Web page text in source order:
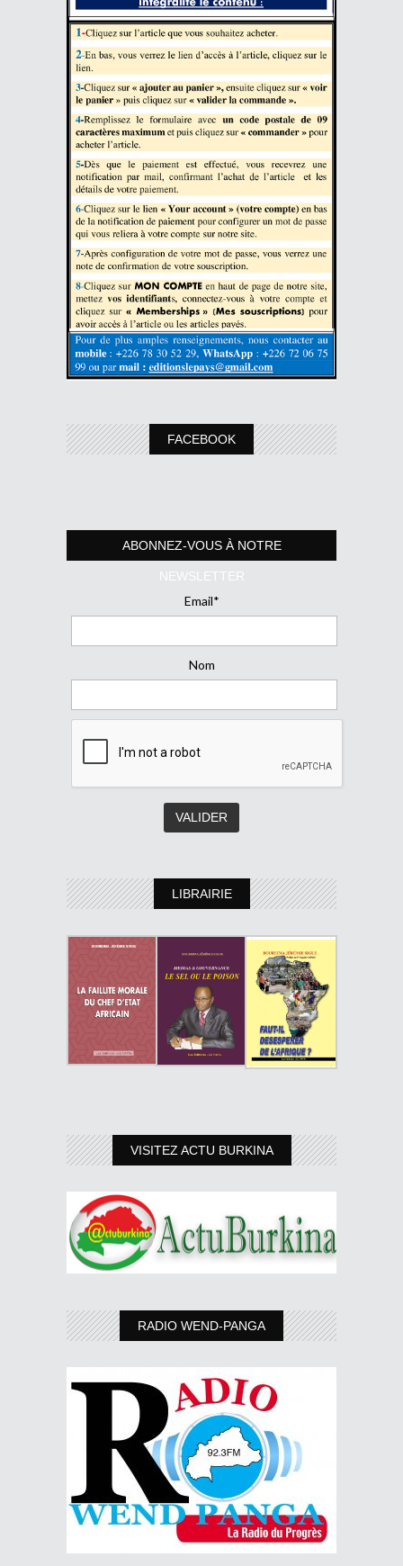
FACEBOOK
ABONNEZ-VOUS À NOTRE
NEWSLETTER
Email*
Nom
LIBRAIRIE
VISITEZ ACTU BURKINA
RADIO WEND-PANGA